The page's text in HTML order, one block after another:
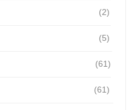
(2)
(5)
(61)
(61)